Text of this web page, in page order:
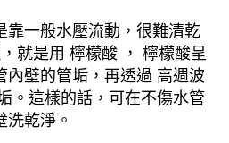
靠一般水壓流動，很難清乾
就是用 檸檬酸 ， 檸檬酸呈
內壁的管垢，再透過 高週波
。這樣的話，可在不傷水管
洗乾淨。